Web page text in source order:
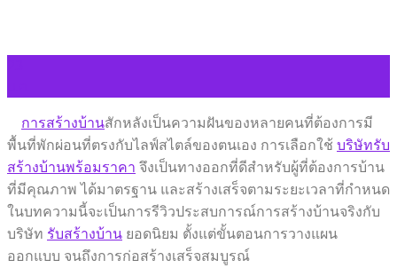
การสร้างบ้านสักหลังเป็นความฝันของหลายคนที่ต้องการมี
พื้นที่พักผ่อนที่ตรงกับไลฟ์สไตล์ของตนเอง การเลือกใช้ บริษัทรับ
สร้างบ้านพร้อมราคา จึงเป็นทางออกที่ดีสำหรับผู้ที่ต้องการบ้าน
ที่มีคุณภาพ ได้มาตรฐาน และสร้างเสร็จตามระยะเวลาที่กำหนด
ในบทความนี้จะเป็นการรีวิวประสบการณ์การสร้างบ้านจริงกับ
บริษัท รับสร้างบ้าน ยอดนิยม ตั้งแต่ขั้นตอนการวางแผน
ออกแบบ จนถึงการก่อสร้างเสร็จสมบูรณ์